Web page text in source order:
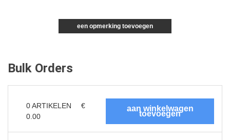
een opmerking toevoegen
Bulk Orders
0ARTIKELEN
€
0.00